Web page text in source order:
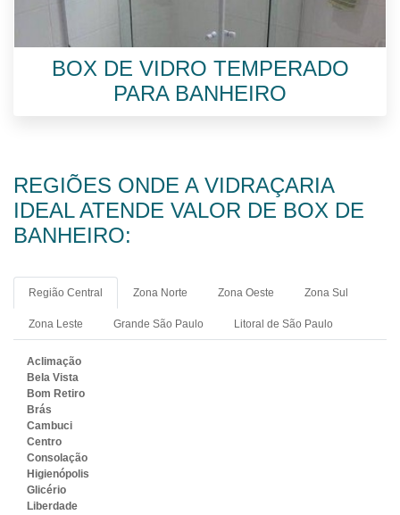
BOX DE VIDRO TEMPERADO
PARA BANHEIRO
REGIÕES ONDE A VIDRAÇARIA
IDEAL ATENDE VALOR DE BOX DE
BANHEIRO:
Região Central Zona Norte Zona Oeste Zona Sul
Zona Leste Grande São Paulo Litoral de São Paulo
Aclimação
Bela Vista
Bom Retiro
Brás
Cambuci
Centro
Consolação
Higienópolis
Glicério
Liberdade